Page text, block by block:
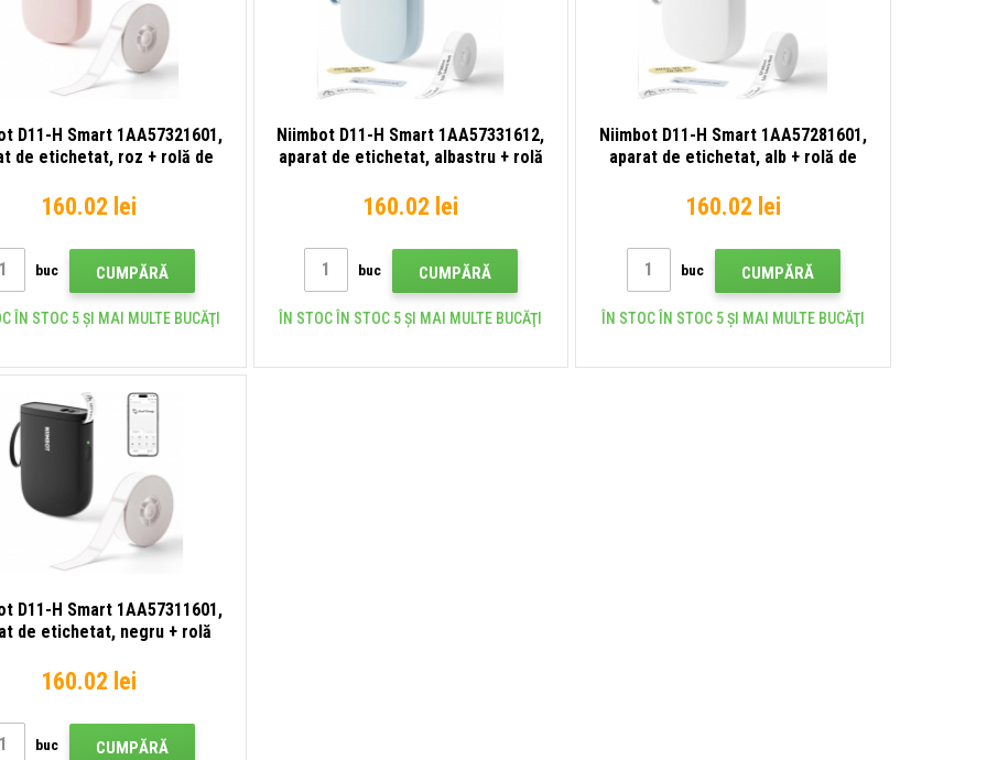
D11-H Smart 1AA57321601,
de etichetat, roz + rolă de
160.02 lei
buc CUMPĂRĂ
ÎN STOC 5 ȘI MAI MULTE BUCĂŢI
Niimbot D11-H Smart 1AA57331612,
aparat de etichetat, albastru + rolă
160.02 lei
buc CUMPĂRĂ
ÎN STOC ÎN STOC 5 ȘI MAI MULTE BUCĂŢI
Niimbot D11-H Smart 1AA57281601,
aparat de etichetat, alb + rolă de
160.02 lei
buc CUMPĂRĂ
ÎN STOC ÎN STOC 5 ȘI MAI MULTE BUCĂŢI
D11-H Smart 1AA57311601,
de etichetat, negru + rolă
160.02 lei
buc CUMPĂRĂ